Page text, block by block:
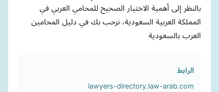
بالنظر إلى أهمية الاختيار الصحيح للمحامي العربي في
المملكة العربية السعودية، نرحب بك في دليل المحامين
العرب بالسعودية
الرابط
lawyers-directory.law-arab.com